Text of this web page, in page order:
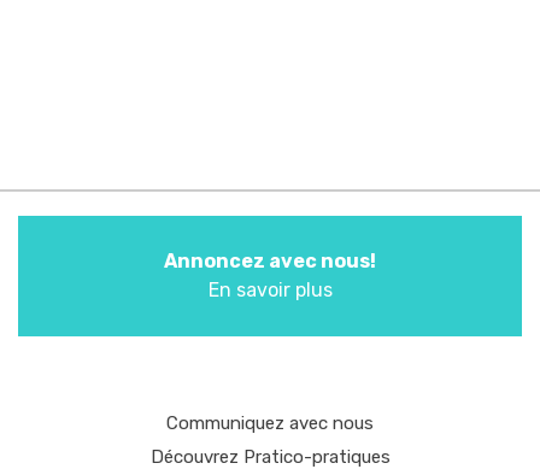
Annoncez avec nous!
En savoir plus
Communiquez avec nous
Découvrez Pratico-pratiques